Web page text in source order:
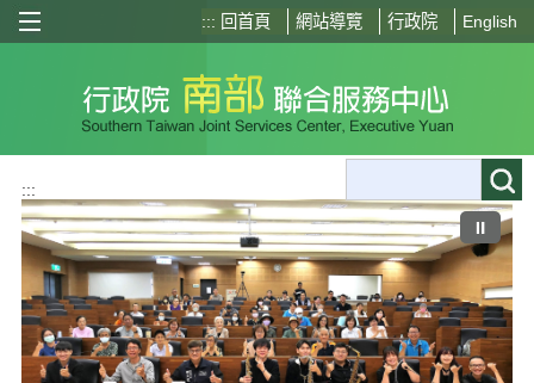
::: 回首頁 網站導覽 行政院 English
:::
⏸